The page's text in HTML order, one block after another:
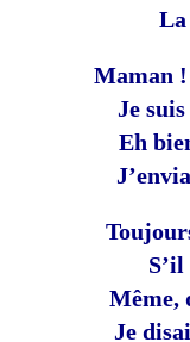
Maman
Je
Eh
Même,
Je